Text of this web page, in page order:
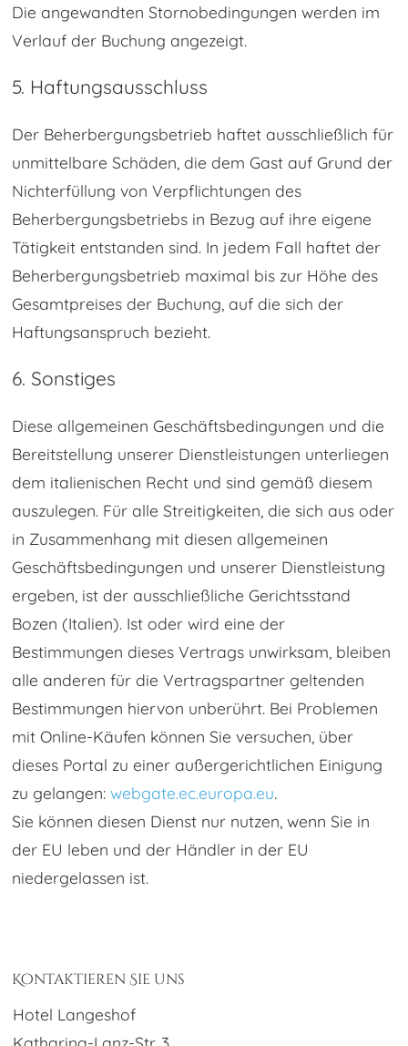
Die angewandten Stornobedingungen werden im
Verlauf der Buchung angezeigt.
5. Haftungsausschluss
Der Beherbergungsbetrieb haftet ausschließlich für
unmittelbare Schäden, die dem Gast auf Grund der
Nichterfüllung von Verpflichtungen des
Beherbergungsbetriebs in Bezug auf ihre eigene
Tätigkeit entstanden sind. In jedem Fall haftet der
Beherbergungsbetrieb maximal bis zur Höhe des
Gesamtpreises der Buchung, auf die sich der
Haftungsanspruch bezieht.
6. Sonstiges
Diese allgemeinen Geschäftsbedingungen und die
Bereitstellung unserer Dienstleistungen unterliegen
dem italienischen Recht und sind gemäß diesem
auszulegen. Für alle Streitigkeiten, die sich aus oder
in Zusammenhang mit diesen allgemeinen
Geschäftsbedingungen und unserer Dienstleistung
ergeben, ist der ausschließliche Gerichtsstand
Bozen (Italien). Ist oder wird eine der
Bestimmungen dieses Vertrags unwirksam, bleiben
alle anderen für die Vertragspartner geltenden
Bestimmungen hiervon unberührt. Bei Problemen
mit Online-Käufen können Sie versuchen, über
dieses Portal zu einer außergerichtlichen Einigung
zu gelangen: webgate.ec.europa.eu.
Sie können diesen Dienst nur nutzen, wenn Sie in
der EU leben und der Händler in der EU
niedergelassen ist.
Kontaktieren Sie uns
Hotel Langeshof